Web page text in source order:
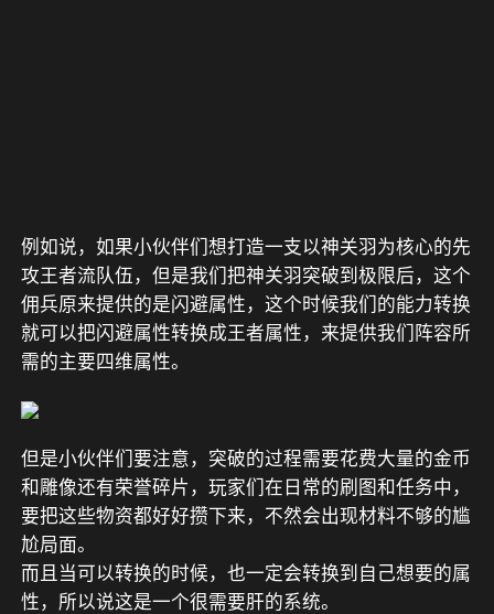
例如说，如果小伙伴们想打造一支以神关羽为核心的先
攻王者流队伍，但是我们把神关羽突破到极限后，这个
佣兵原来提供的是闪避属性，这个时候我们的能力转换
就可以把闪避属性转换成王者属性，来提供我们阵容所
需的主要四维属性。
但是小伙伴们要注意，突破的过程需要花费大量的金币
和雕像还有荣誉碎片，玩家们在日常的刷图和任务中，
要把这些物资都好好攒下来，不然会出现材料不够的尴
尬局面。
而且当可以转换的时候，也一定会转换到自己想要的属
性，所以说这是一个很需要肝的系统。